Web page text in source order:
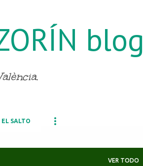
blog
SALTO
VER TODO